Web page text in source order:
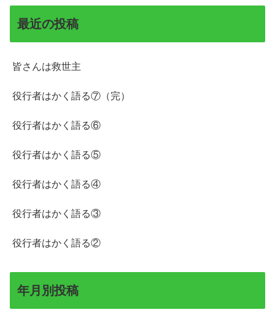
最近の投稿
皆さんは救世主
役行者はかく語る⑦（完）
役行者はかく語る⑥
役行者はかく語る⑤
役行者はかく語る④
役行者はかく語る③
役行者はかく語る②
年月別投稿